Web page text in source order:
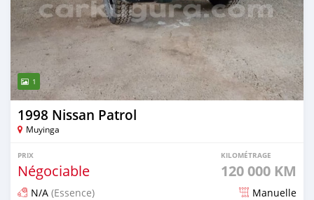
1
1998 Nissan Patrol
Muyinga
PRIX
Négociable
KILOMÉTRAGE
120 000 KM
N/A (Essence) Manuelle